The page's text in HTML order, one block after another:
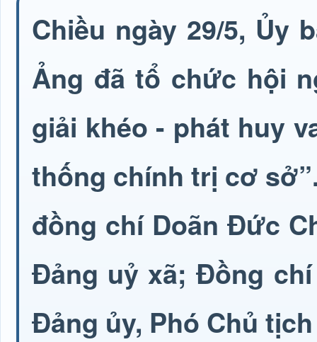
Chiều ngày 29/5, Ủy
Ảng đã tổ chức hội
giải khéo - phát huy
thống chính trị cơ
đồng chí Doãn Đức
Đảng uỷ xã; Đồng
Đảng ủy, Phó Chủ